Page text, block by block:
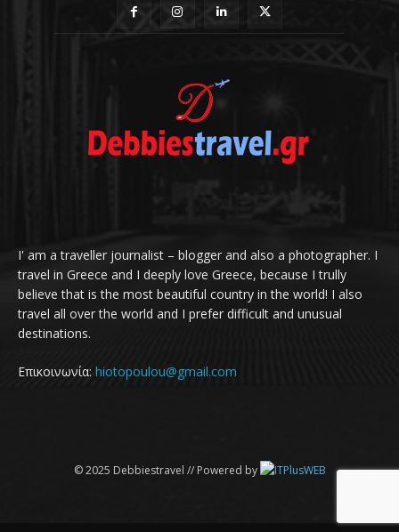
I' am a traveller journalist – blogger and also a photographer. I
travel in Greece and I deeply love Greece, because I trully
believe that is the most beautiful country in the world! I also
travel all over the world and I prefer difficult and unusual
destinations.
Επικοινωνία: hiotopoulou@gmail.com
© 2025 Debbiestravel // Powered by